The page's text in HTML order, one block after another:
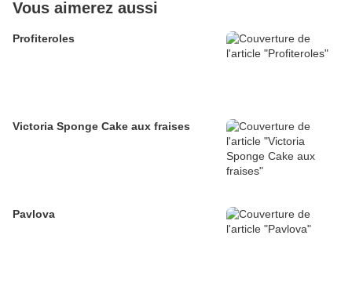
Vous aimerez aussi
Profiteroles
Victoria Sponge Cake aux fraises
Pavlova